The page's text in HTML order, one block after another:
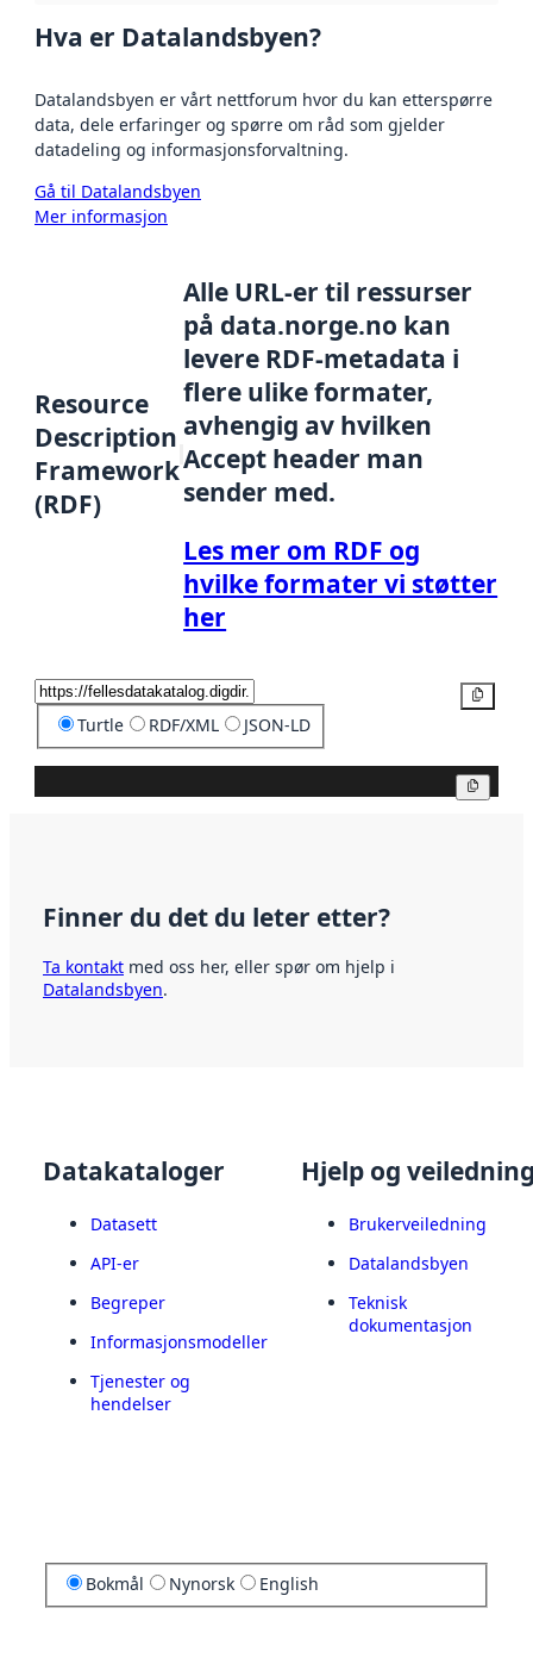
Hva er Datalandsbyen?
Datalandsbyen er vårt nettforum hvor du kan etterspørre
data, dele erfaringer og spørre om råd som gjelder
datadeling og informasjonsforvaltning.
Gå til Datalandsbyen
Mer informasjon
Resource
Description
Framework
(RDF)
Alle URL-er til ressurser
på data.norge.no kan
levere RDF-metadata i
flere ulike formater,
avhengig av hvilken
Accept header man
sender med.
Les mer om RDF og
hvilke formater vi støtter
her
Turtle RDF/XML JSON-LD
Finner du det du leter etter?
Ta kontakt med oss her, eller spør om hjelp i
Datalandsbyen.
Datakataloger
Datasett
API-er
Begreper
Informasjonsmodeller
Tjenester og
hendelser
Hjelp og
Brukerveiledning
Datalandsbyen
Teknisk
dokumentasjon
Bokmål Nynorsk English